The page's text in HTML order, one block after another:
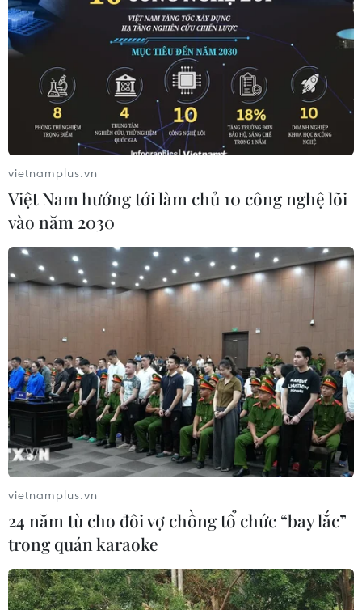
Champions League: Liverpool đè bẹp Man
City, Barcelona hạ đậm Roma
04/04/2018 23:54
Liverpool đã cho thấy họ đúng là khắc tinh của
Manchester City khi đè bẹp đối thủ 3 bàn không gỡ
trong trận tứ kết lượt đi Champions League diễn ra rạng
sáng nay.
vietnamplus.vn
Việt Nam hướng tới làm chủ 10 công nghệ lõi
vào năm 2030
vietnamplus.vn
24 năm tù cho đôi vợ chồng tổ chức “bay lắc”
trong quán karaoke